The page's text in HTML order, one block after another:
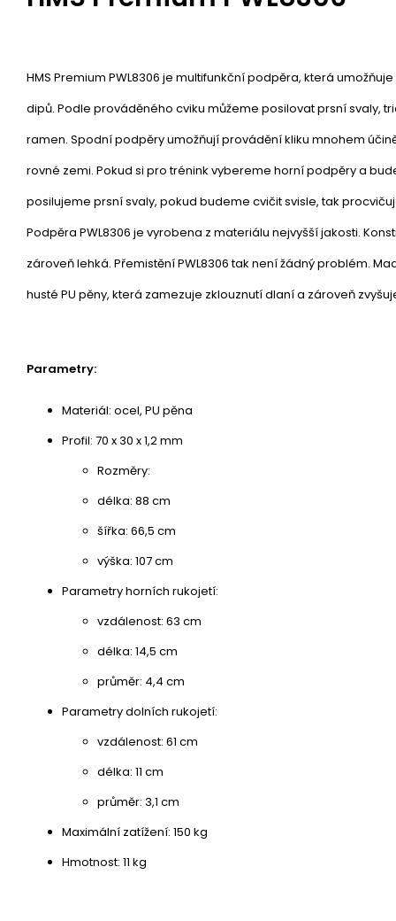
HMS Premium PWL8306 je multifunkční podpěra, která
dipů. Podle prováděného cviku můžeme posilovat prsní svaly,
ramen. Spodní podpěry umožňují provádění kliku mnohem
rovné zemi. Pokud si pro trénink vybereme horní podpěry a
posilujeme prsní svaly, pokud budeme cvičit svisle, tak
Podpěra PWL8306 je vyrobena z materiálu nejvyšší jakosti.
zároveň lehká. Přemistění PWL8306 tak není žádný problém.
husté PU pěny, která zamezuje zklouznutí dlaní a zároveň
Parametry:
Materiál: ocel, PU pěna
Profil: 70 x 30 x 1,2 mm
Rozměry:
délka: 88 cm
šířka: 66,5 cm
výška: 107 cm
Parametry horních rukojetí:
vzdálenost: 63 cm
délka: 14,5 cm
průměr: 4,4 cm
Parametry dolních rukojetí:
vzdálenost: 61 cm
délka: 11 cm
průměr: 3,1 cm
Maximální zatížení: 150 kg
Hmotnost: 11 kg